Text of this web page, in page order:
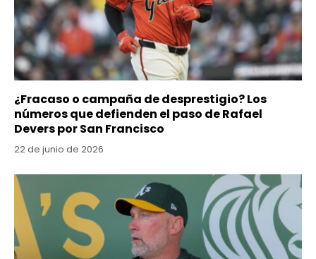
¿Fracaso o campaña de desprestigio? Los
números que defienden el paso de Rafael
Devers por San Francisco
22 de junio de 2026